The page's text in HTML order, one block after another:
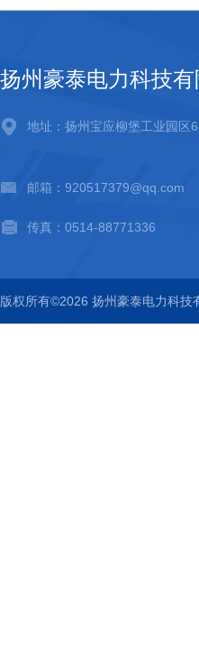
扬州豪泰电力科技有
地址：扬州宝应柳堡工业园区
邮箱：920517379@qq.com
传真：0514-88771336
版权所有©2026 扬州豪泰电力科